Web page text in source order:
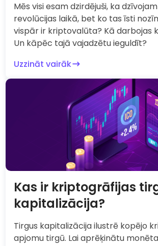
Mēs visi esam dzirdējuši, ka
revolūcijas laikā, bet ko tas īsti
vispār ir kriptovalūta? Kā darbojas
Un kāpēc tajā vajadzētu ieguldīt?
Uzzināt vairāk
Kas ir kriptogrāfijas
kapitalizācija?
Tirgus kapitalizācija ilustrē kopējo
apjomu tirgū. Lai aprēķinātu